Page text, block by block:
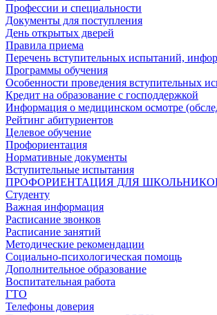
Профессии и специальности
Документы для поступления
День открытых дверей
Правила приема
Перечень вступительных испытаний,
Программы обучения
Особенности проведения вступительных
Кредит на образование с господдержкой
Информация о медицинском осмотре
Рейтинг абитуриентов
Целевое обучение
Профориентация
Нормативные документы
Вступительные испытания
ПРОФОРИЕНТАЦИЯ ДЛЯ
Студенту
Важная информация
Расписание звонков
Расписание занятий
Методические рекомендации
Социально-психологическая помощь
Дополнительное образование
Воспитательная работа
ГТО
Телефоны доверия